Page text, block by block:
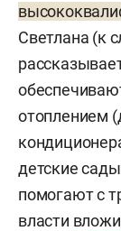
Светлана (к
отоплением
детские
помогают с
власти